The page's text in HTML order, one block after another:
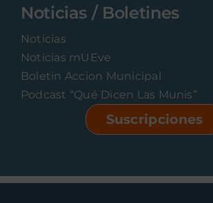
Noticias / Boletines
Noticias
Noticias mUEve
Boletin Accion Municipal
Podcast “Qué Dicen Las Munis”
Suscripciones